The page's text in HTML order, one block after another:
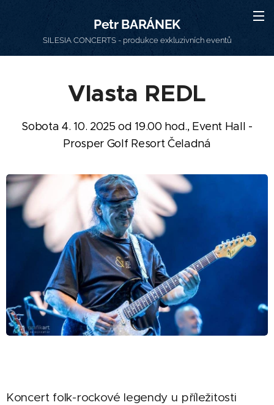
Petr BARÁNEK
SILESIA CONCERTS - produkce exkluzivních eventů
Vlasta REDL
Sobota 4. 10. 2025 od 19.00 hod., Event Hall -
Prosper Golf Resort Čeladná
Koncert folk-rockové legendy u příležitosti